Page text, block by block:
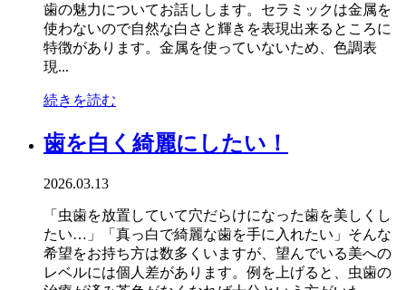
歯の魅力についてお話しします。セラミックは金属を
使わないので自然な白さと輝きを表現出来るところに
特徴があります。金属を使っていないため、色調表
現...
続きを読む
歯を白く綺麗にしたい！
2026.03.13
「虫歯を放置していて穴だらけになった歯を美しくし
たい…」「真っ白で綺麗な歯を手に入れたい」そんな
希望をお持ち方は数多くいますが、望んでいる美への
レベルには個人差があります。例を上げると、虫歯の